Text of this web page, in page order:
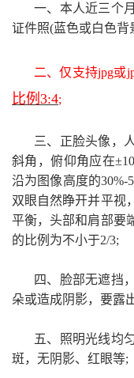
一、本人近三个
证件照(蓝色或白色
二、仅支持jpg或
比例3:4;
三、正脸头像，
斜角，俯仰角应在
沿为图像高度的30%-
双眼自然睁开并平视
平衡，头部和肩部要
的比例为不小于2/
四、脸部无遮挡
朵或造成阴影，要
五、照明光线均
斑，无阴影、红眼